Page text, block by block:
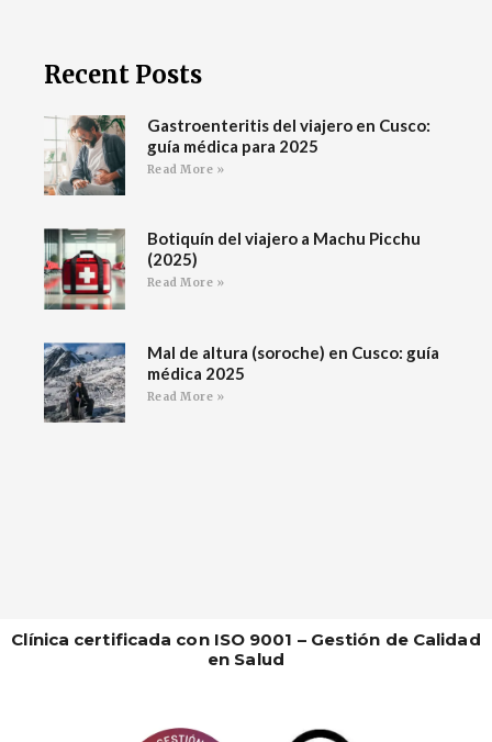
Recent Posts
Gastroenteritis del viajero en Cusco:
guía médica para 2025
Read More »
Botiquín del viajero a Machu Picchu
(2025)
Read More »
Mal de altura (soroche) en Cusco: guía
médica 2025
Read More »
Clínica certificada con ISO 9001 – Gestión de Calidad
en Salud